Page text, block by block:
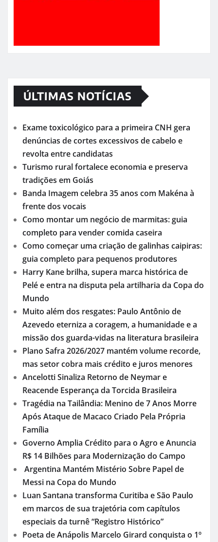
ÚLTIMAS NOTÍCIAS
Exame toxicológico para a primeira CNH gera
denúncias de cortes excessivos de cabelo e
revolta entre candidatas
Turismo rural fortalece economia e preserva
tradições em Goiás
Banda Imagem celebra 35 anos com Makéna à
frente dos vocais
Como montar um negócio de marmitas: guia
completo para vender comida caseira
Como começar uma criação de galinhas caipiras:
guia completo para pequenos produtores
Harry Kane brilha, supera marca histórica de
Pelé e entra na disputa pela artilharia da Copa do
Mundo
Muito além dos resgates: Paulo Antônio de
Azevedo eterniza a coragem, a humanidade e a
missão dos guarda-vidas na literatura brasileira
Plano Safra 2026/2027 mantém volume recorde,
mas setor cobra mais crédito e juros menores
Ancelotti Sinaliza Retorno de Neymar e
Reacende Esperança da Torcida Brasileira
Tragédia na Tailândia: Menino de 7 Anos Morre
Após Ataque de Macaco Criado Pela Própria
Família
Governo Amplia Crédito para o Agro e Anuncia
R$ 14 Bilhões para Modernização do Campo
Argentina Mantém Mistério Sobre Papel de
Messi na Copa do Mundo
Luan Santana transforma Curitiba e São Paulo
em marcos de sua trajetória com capítulos
especiais da turnê “Registro Histórico”
Poeta de Anápolis Marcelo Girard conquista o 1º